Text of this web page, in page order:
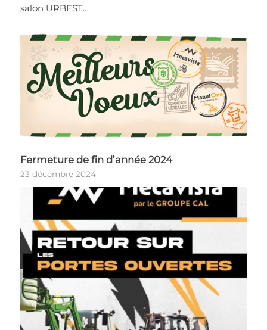
salon URBEST…
Fermeture de fin d’année 2024
23 décembre 2024